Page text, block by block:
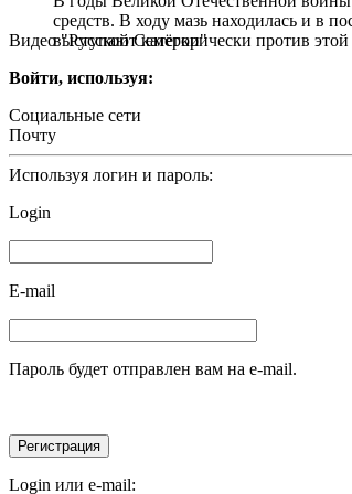
Видео "Русской Семёрки"
средств. В ходу мазь находилась и в
выступают категорически против этой
Войти, используя:
Социальные сети
Почту
Используя логин и пароль:
Login
E-mail
Пароль будет отправлен вам на e-mail.
Login или e-mail: